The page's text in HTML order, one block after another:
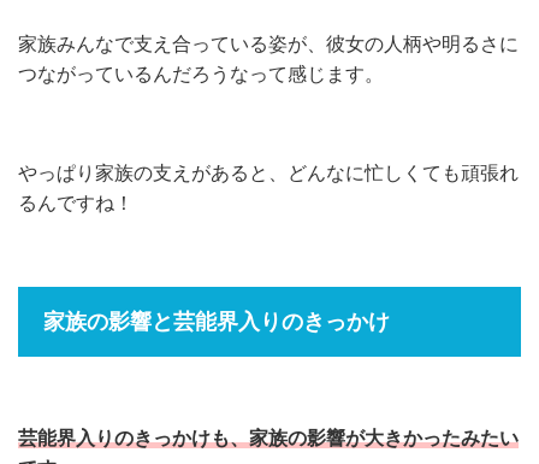
家族みんなで支え合っている姿が、彼女の人柄や明るさに
つながっているんだろうなって感じます。
やっぱり家族の支えがあると、どんなに忙しくても頑張れ
るんですね！
家族の影響と芸能界入りのきっかけ
芸能界入りのきっかけも、家族の影響が大きかったみたい